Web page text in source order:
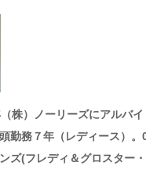
株）ノーリーズにアルバイ
勤務７年（レディース）。
ズ(フレディ＆グロスター